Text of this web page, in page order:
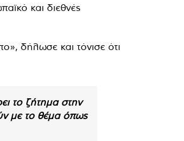
και διεθνές
δήλωσε και τόνισε ότι
το ζήτημα στην
με το θέμα όπως